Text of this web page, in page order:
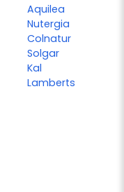
Aquilea
Nutergia
Colnatur
Solgar
Kal
Lamberts